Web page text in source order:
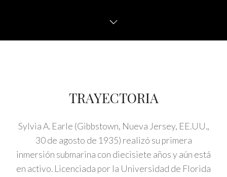
TRAYECTORIA
Sylvia A. Earle (Gibbstown, Nueva Jersey, EE.UU.,
30 de agosto de 1935) realizó su primera
inmersión submarina con diecisiete años y aún está
en activo. Licenciada por la Universidad de Florida